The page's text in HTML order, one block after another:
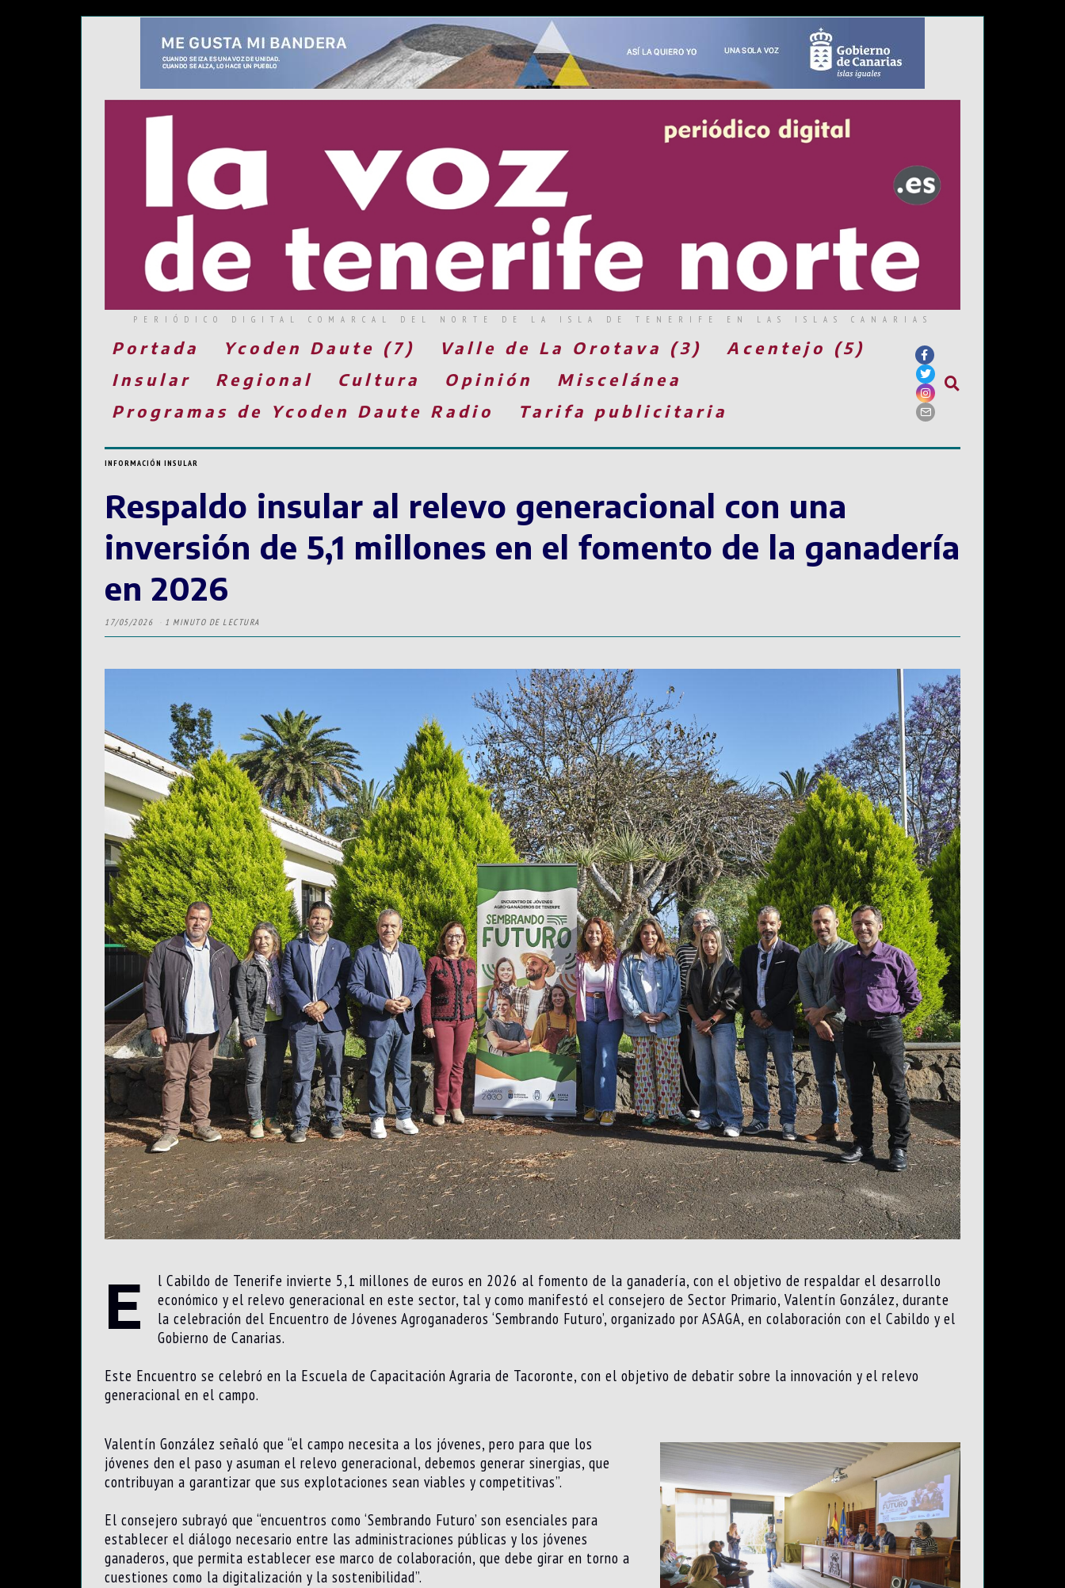
PERIÓDICO DIGITAL COMARCAL DEL NORTE DE LA ISLA DE TENERIFE EN LAS ISLAS CANARIAS
Portada Ycoden Daute (7) Valle de La Orotava (3)
Acentejo (5)
Insular
Regional Cultura Opinión
Miscelánea
Programas de Ycoden Daute Radio
Tarifa publicitaria
INFORMACIÓN INSULAR
Respaldo insular al relevo generacional con una
inversión de 5,1 millones en el fomento de la ganadería
en 2026
17/05/2026 1 MINUTO DE LECTURA
E
l Cabildo de Tenerife invierte 5,1 millones de euros en 2026 al fomento de la ganadería, con el objetivo de respaldar el desarrollo
económico y el relevo generacional en este sector, tal y como manifestó el consejero de Sector Primario, Valentín González, durante
la celebración del Encuentro de Jóvenes Agroganaderos ‘Sembrando Futuro’, organizado por ASAGA, en colaboración con el Cabildo y el
Gobierno de Canarias.
Este Encuentro se celebró en la Escuela de Capacitación Agraria de Tacoronte, con el objetivo de debatir sobre la innovación y el relevo
generacional en el campo.
Valentín González señaló que “el campo necesita a los jóvenes, pero para que los
jóvenes den el paso y asuman el relevo generacional, debemos generar sinergias, que
contribuyan a garantizar que sus explotaciones sean viables y competitivas”.
El consejero subrayó que “encuentros como ‘Sembrando Futuro’ son esenciales para
establecer el diálogo necesario entre las administraciones públicas y los jóvenes
ganaderos, que permita establecer ese marco de colaboración, que debe girar en torno a
cuestiones como la digitalización y la sostenibilidad”.